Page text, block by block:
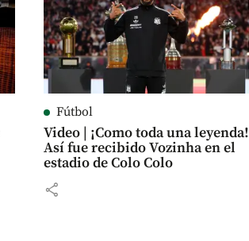
Fútbol
Video | ¡Como toda una leyenda!
Así fue recibido Vozinha en el
estadio de Colo Colo
share